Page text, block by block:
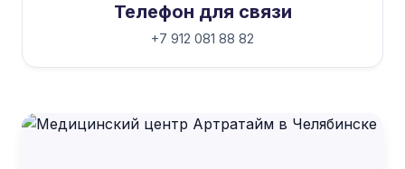
Телефон для связи
+7 912 081 88 82